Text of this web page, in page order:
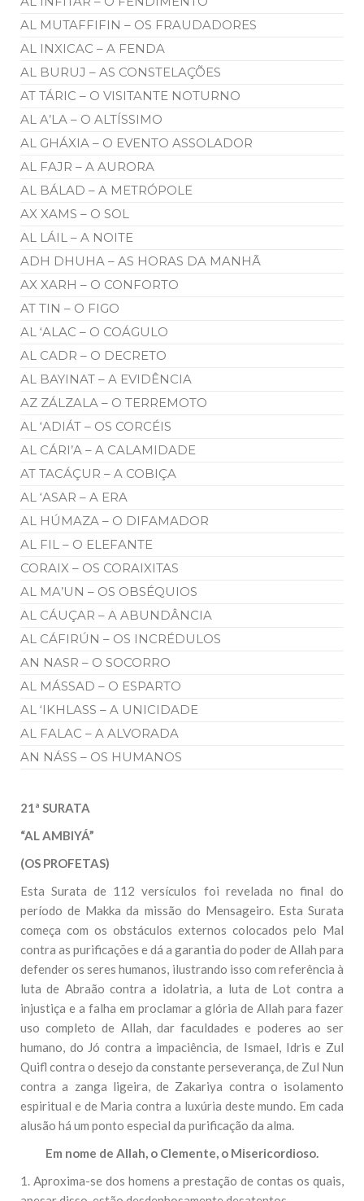
AL MUTAFFIFIN – OS FRAUDADORES
AL INXICAC – A FENDA
AL BURUJ – AS CONSTELAÇÕES
AT TÁRIC – O VISITANTE NOTURNO
AL A’LA – O ALTÍSSIMO
AL GHÁXIA – O EVENTO ASSOLADOR
AL FAJR – A AURORA
AL BÁLAD – A METRÓPOLE
AX XAMS – O SOL
AL LÁIL – A NOITE
ADH DHUHA – AS HORAS DA MANHÃ
AX XARH – O CONFORTO
AT TIN – O FIGO
AL ‘ALAC – O COÁGULO
AL CADR – O DECRETO
AL BAYINAT – A EVIDÊNCIA
AZ ZÁLZALA – O TERREMOTO
AL ‘ADIÁT – OS CORCÉIS
AL CÁRI’A – A CALAMIDADE
AT TACÁÇUR – A COBIÇA
AL ‘ASAR – A ERA
AL HÚMAZA – O DIFAMADOR
AL FIL – O ELEFANTE
CORAIX – OS CORAIXITAS
AL MA’UN – OS OBSÉQUIOS
AL CÁUÇAR – A ABUNDÂNCIA
AL CÁFIRÚN – OS INCRÉDULOS
AN NASR – O SOCORRO
AL MÁSSAD – O ESPARTO
AL ‘IKHLASS – A UNICIDADE
AL FALAC – A ALVORADA
AN NÁSS – OS HUMANOS
21ª SURATA
“AL AMBIYÁ”
(OS PROFETAS)
Esta Surata de 112 versículos foi revelada no final do
período de Makka da missão do Mensageiro. Esta Surata
começa com os obstáculos externos colocados pelo Mal
contra as purificações e dá a garantia do poder de Allah para
defender os seres humanos, ilustrando isso com referência à
luta de Abraão contra a idolatria, a luta de Lot contra a
injustiça e a falha em proclamar a glória de Allah para fazer
uso completo de Allah, dar faculdades e poderes ao ser
humano, do Jó contra a impaciência, de Ismael, Idris e Zul
Quifl contra o desejo da constante perseverança, de Zul Nun
contra a zanga ligeira, de Zakariya contra o isolamento
espiritual e de Maria contra a luxúria deste mundo. Em cada
alusão há um ponto especial da purificação da alma.
Em nome de Allah, o Clemente, o Misericordioso.
1. Aproxima-se dos homens a prestação de contas os quais,